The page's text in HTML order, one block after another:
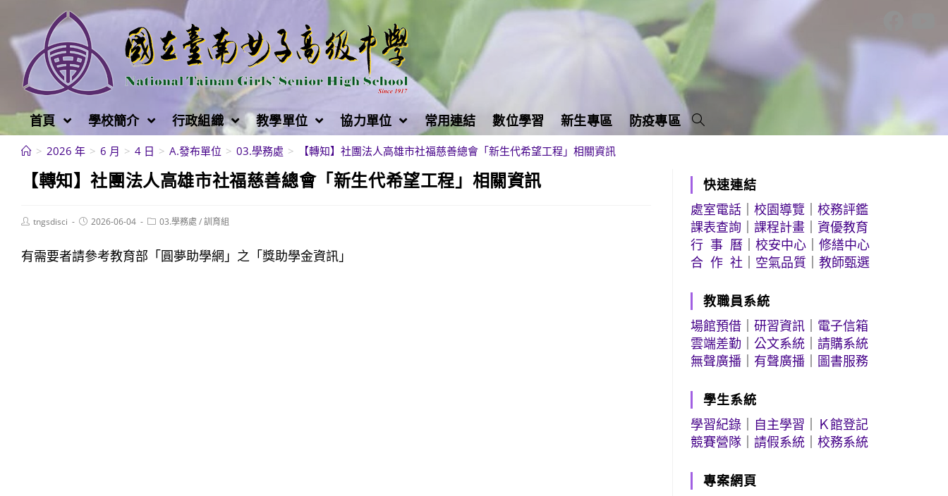
至
容
首頁 學校簡介 行政組織 教學單位 協力單位 常用連結 數位學習 新生專區 防疫專區
> 2026 年 > 6 月 > 4 日 > A.發布單位 > 03.學務處 > 【轉知】社團法人高雄市社福慈善總會「新生代希望工程」相關資訊
【轉知】社團法人高雄市社福慈善總會「新生代希望工程」相關資訊
Posttngsdisci
Post2026-06-04
Post03.學務處 /訓育組
有需要者請參考教育部「圓夢助學網」之「獎助學金資訊」
快速連結
處室電話 ｜校園導覽 ｜校務評鑑
課表查詢 ｜課程計畫 ｜資優教育
行 事 曆 ｜校安中心 ｜修繕中心
合 作 社
空氣品質 ｜教師甄選
教職員系統
場館預借 ｜研習資訊
電子信箱
雲端差勤 ｜公文系統 ｜請購系統
無聲廣播
有聲廣播 圖書服務
學生系統
學習紀錄
自主學習
Ｋ館登記
競賽營隊 ｜請假系統 ｜校務系統
專案網頁